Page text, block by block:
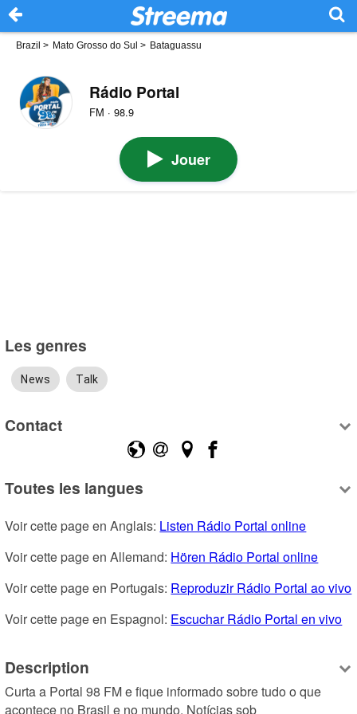
Brazil > Mato Grosso do Sul > Bataguassu
Rádio Portal
FM · 98.9
Jouer
Les genres
News Talk
Contact
Toutes les langues
Voir cette page en Anglais: Listen Rádio Portal online
Voir cette page en Allemand: Hören Rádio Portal online
Voir cette page en Portugais: Reproduzir Rádio Portal ao vivo
Voir cette page en Espagnol: Escuchar Rádio Portal en vivo
Description
Curta a Portal 98 FM e fique informado sobre tudo o que
acontece no Brasil e no mundo. Notícias sob